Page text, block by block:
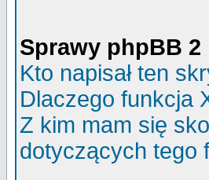
Sprawy phpBB 2
Kto napisał ten
Dlaczego funkcja
Z kim mam się
dotyczących tego